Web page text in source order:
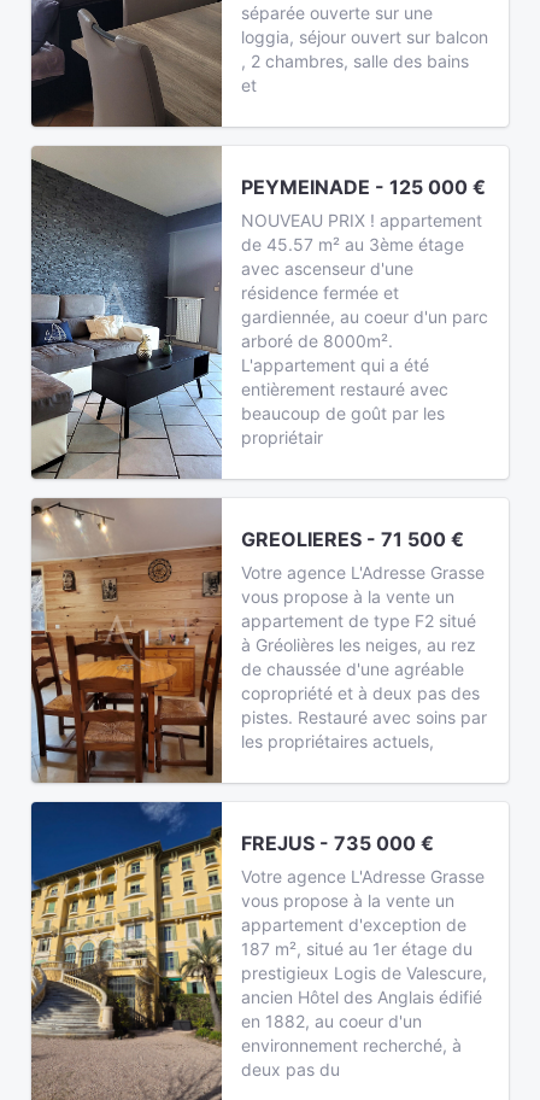
séparée ouverte sur une
loggia, séjour ouvert sur balcon
, 2 chambres, salle des bains
et
PEYMEINADE - 125 000 €
NOUVEAU PRIX ! appartement
de 45.57 m² au 3ème étage
avec ascenseur d'une
résidence fermée et
gardiennée, au coeur d'un parc
arboré de 8000m².
L'appartement qui a été
entièrement restauré avec
beaucoup de goût par les
propriétair
GREOLIERES - 71 500 €
Votre agence L'Adresse Grasse
vous propose à la vente un
appartement de type F2 situé
à Gréolières les neiges, au rez
de chaussée d'une agréable
copropriété et à deux pas des
pistes. Restauré avec soins par
les propriétaires actuels,
FREJUS - 735 000 €
Votre agence L'Adresse Grasse
vous propose à la vente un
appartement d'exception de
187 m², situé au 1er étage du
prestigieux Logis de Valescure,
ancien Hôtel des Anglais édifié
en 1882, au coeur d'un
environnement recherché, à
deux pas du